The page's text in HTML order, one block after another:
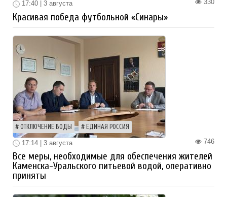
330
17:40 | 3 августа
Красивая победа футбольной «Синары»
ОТКЛЮЧЕНИЕ ВОДЫ ЕДИНАЯ РОССИЯ
746
17:14 | 3 августа
Все меры, необходимые для обеспечения жителей
Каменска-Уральского питьевой водой, оперативно
приняты